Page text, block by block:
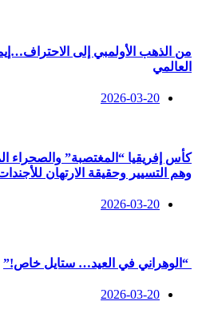
من الذهب الأولمبي إلى
العالمي
2026-03-20
​كأس إفريقيا “المغتصبة” والصحراء
وهم التسيير وحقيقة الارتهان
2026-03-20
“الوهراني في العيد… ستايل خاص!”
2026-03-20